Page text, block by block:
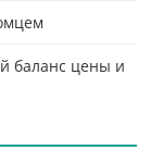
баланс цены и